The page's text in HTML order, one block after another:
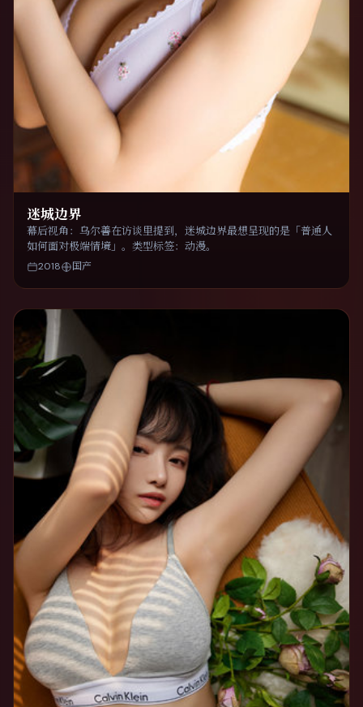
迷城边界
幕后视角：乌尔善在访谈里提到，迷城边界最想呈现的是「普通人
如何面对极端情境」。类型标签：动漫。
2018 国产